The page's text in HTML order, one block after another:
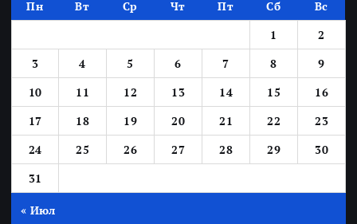
Пн Вт Ср Чт Пт Сб
Вс
1
2
3
4 5 6 7 8
9
10
11 12 13 14 15
16
17
18 19 20 21 22
23
24
25 26 27 28 29
30
31
« Июл